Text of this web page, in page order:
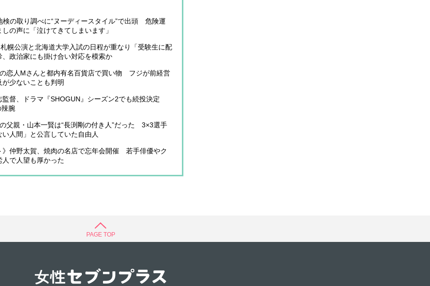
検の取り調べに“ヌーディースタイル”で出頭 危険運
の声に「泣けてきてしまいます」
幌公演と北海道大学入試の日程が重なり「受験生に配
政治家にも掛け合い対応を模索か
恋人Mさんと都内有名百貨店で買い物 フジが前経営
少ないことも判明
監督、ドラマ『SHOGUN』シーズン2でも続投決定
辣腕
父親・山本一賢は“長渕剛の付き人”だった 3×3選手
人間」と公言していた自由人
》仲野太賀、焼肉の名店で忘年会開催 若手俳優やク
で人望も厚かった
PAGE TOP